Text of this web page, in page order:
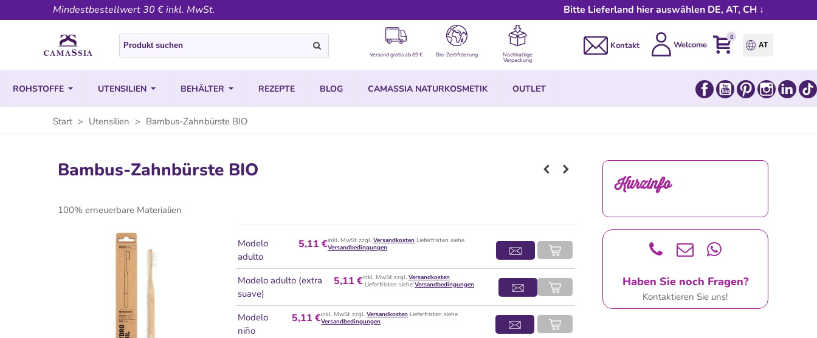
Mindestbestellwert 30 € inkl. MwSt. Bitte Lieferland hier auswählen DE, AT, CH ↓
Versand gratis ab 89 € Bio-Zertifizierung Nachhaltige
Verpackung
Kontakt Welcome
0
AT
ROHSTOFFE UTENSILIEN BEHÄLTER REZEPTE BLOG CAMASSIA NATURKOSMETIK OUTLET FacebookYouTubePinterestInstagram
Start > Utensilien > Bambus-Zahnbürste BIO
Bambus-Zahnbürste BIO
100% erneuerbare Materialien
Modelo
adulto
5,11 €inkl. MwSt zzgl. VersandkostenLieferfristen siehe
Versandbedingungen
Modelo adulto (extra
suave)
5,11 €inkl. MwSt zzgl. Versandkosten
Lieferfristen siehe Versandbedingungen
Modelo
niño
5,11 €inkl. MwSt zzgl.Versandkosten Lieferfristen siehe
Versandbedingungen
Kurzinfo
Haben Sie noch Fragen?
Kontaktieren Sie uns!